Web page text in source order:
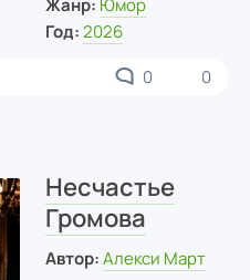
Жанр: Юмор
Год: 2026
0 0
Несчастье
Громова
Автор: Алекси Март